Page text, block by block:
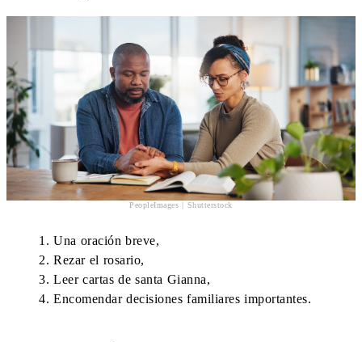
PeopleImages | Shutterstock
Una oración breve,
Rezar el rosario,
Leer cartas de santa Gianna,
Encomendar decisiones familiares importantes.